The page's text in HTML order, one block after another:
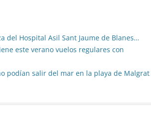
del Hospital Asil Sant Jaume de Blanes…
este verano vuelos regulares con
podían salir del mar en la playa de Malgrat